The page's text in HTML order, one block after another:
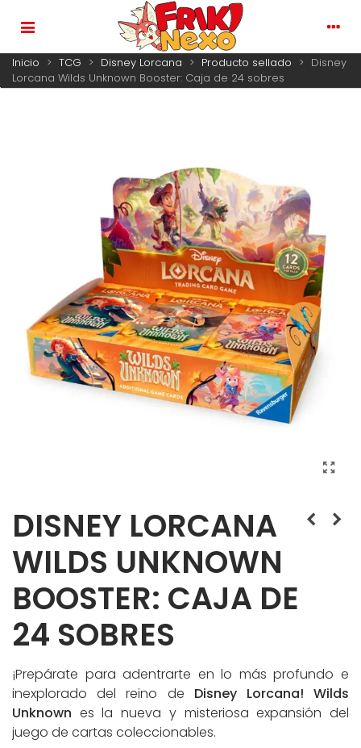
Inicio > TCG > Disney Lorcana > Producto sellado > Disney
Lorcana Wilds Unknown Booster: Caja de 24 sobres
DISNEY LORCANA
WILDS UNKNOWN
BOOSTER: CAJA DE
24 SOBRES
¡Prepárate para adentrarte en lo más profundo e
inexplorado del reino de Disney Lorcana! Wilds
Unknown es la nueva y misteriosa expansión del
juego de cartas coleccionables.